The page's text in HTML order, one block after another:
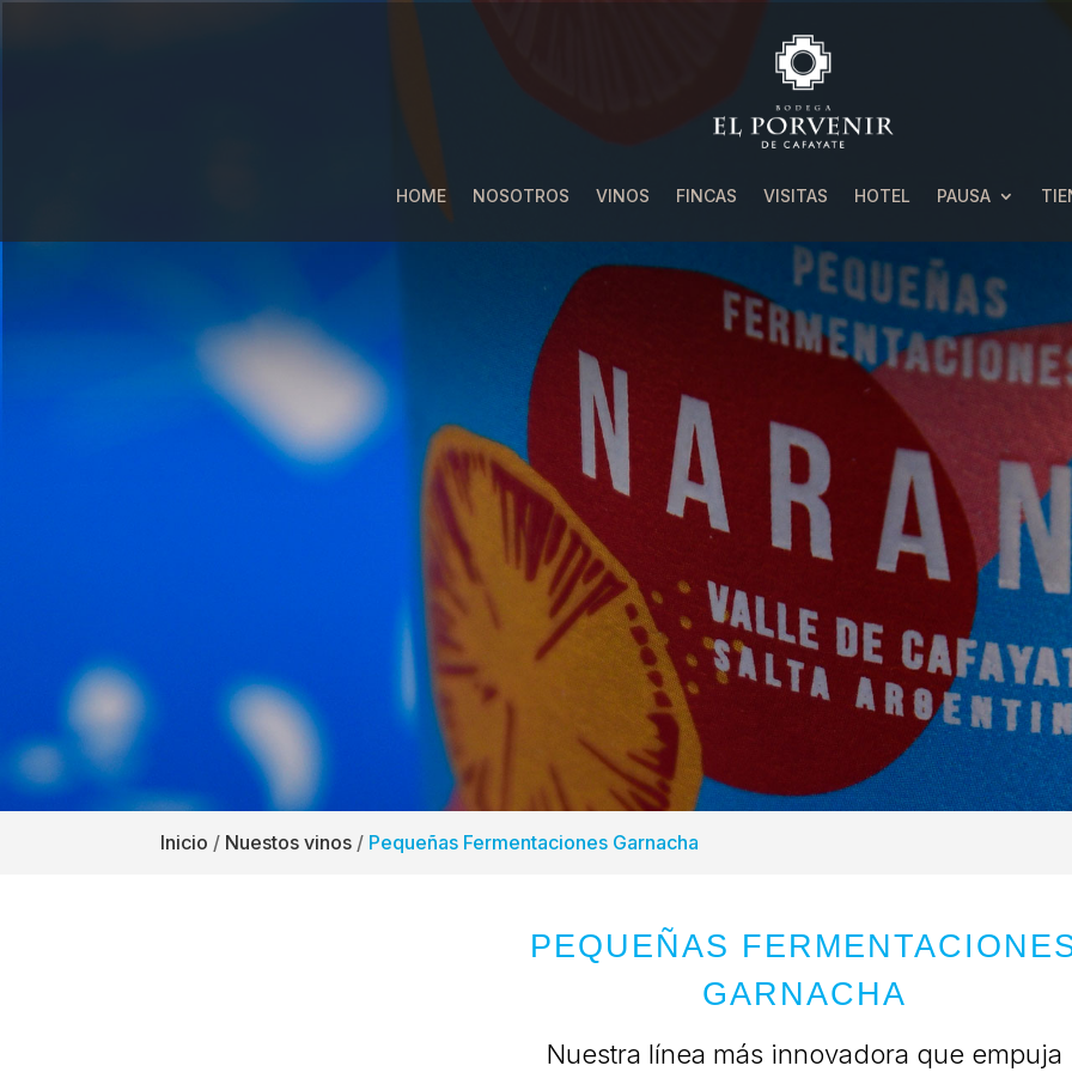
HOME NOSOTROS VINOS FINCAS VISITAS HOTEL PAUSA
Inicio / Nuestos vinos / Pequeñas Fermentaciones Garnacha
PEQUEÑAS
GARNACHA
Nuestra línea más innovadora que empuja